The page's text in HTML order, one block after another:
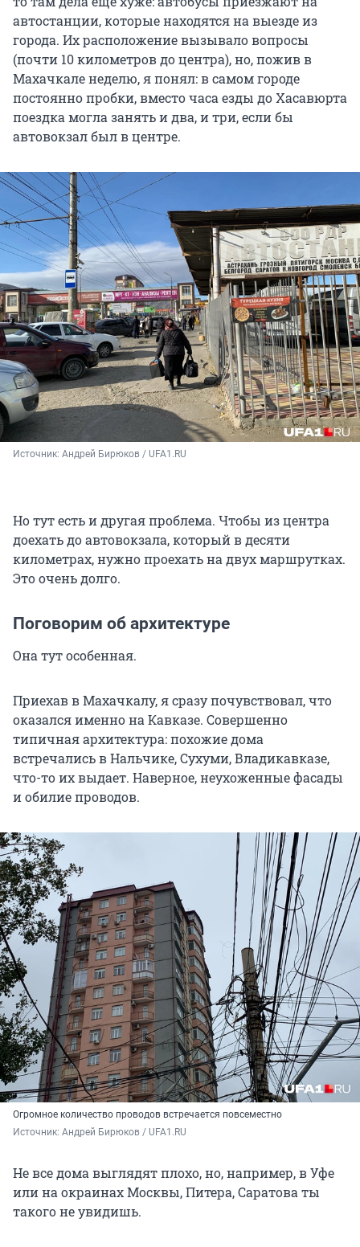
автостанции, которые находятся на выезде из
города. Их расположение вызывало вопросы
(почти 10 километров до центра), но, пожив в
Махачкале неделю, я понял: в самом городе
постоянно пробки, вместо часа езды до Хасавюрта
поездка могла занять и два, и три, если бы
автовокзал был в центре.
Источник: Андрей Бирюков / UFA1.RU
Но тут есть и другая проблема. Чтобы из центра
доехать до автовокзала, который в десяти
километрах, нужно проехать на двух маршрутках.
Это очень долго.
Поговорим об архитектуре
Она тут особенная.
Приехав в Махачкалу, я сразу почувствовал, что
оказался именно на Кавказе. Совершенно
типичная архитектура: похожие дома
встречались в Нальчике, Сухуми, Владикавказе,
что-то их выдает. Наверное, неухоженные фасады
и обилие проводов.
Огромное количество проводов встречается повсеместно
Источник: Андрей Бирюков / UFA1.RU
Не все дома выглядят плохо, но, например, в Уфе
или на окраинах Москвы, Питера, Саратова ты
такого не увидишь.